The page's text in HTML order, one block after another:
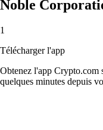
Noble
1
Télécharger l'app
Obtenez l'app Crypto.com
quelques minutes depuis